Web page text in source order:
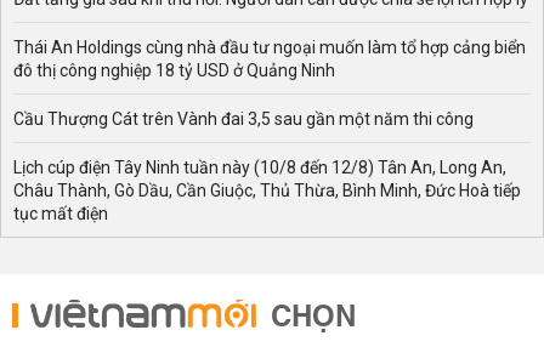
Thái An Holdings cùng nhà đầu tư ngoại muốn làm tổ hợp cảng biển
đô thị công nghiệp 18 tỷ USD ở Quảng Ninh
Cầu Thượng Cát trên Vành đai 3,5 sau gần một năm thi công
Lịch cúp điện Tây Ninh tuần này (10/8 đến 12/8) Tân An, Long An,
Châu Thành, Gò Dầu, Cần Giuộc, Thủ Thừa, Bình Minh, Đức Hoà tiếp
tục mất điện
CHỌN